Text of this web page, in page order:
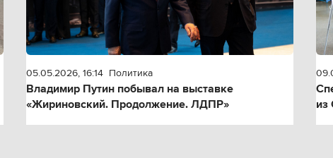
05.05.2026, 16:14 Политика
Владимир Путин побывал на выставке
«Жириновский. Продолжение. ЛДПР»
из